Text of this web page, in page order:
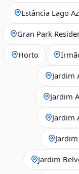
Estância Lago
Gran Park
Horto
Jardim
Jardim
Jardim
Jardim